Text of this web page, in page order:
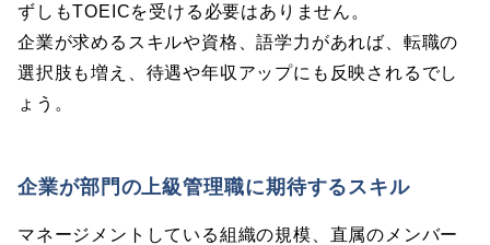
ずしもTOEICを受ける必要はありません。
企業が求めるスキルや資格、語学力があれば、転職の
選択肢も増え、待遇や年収アップにも反映されるでし
ょう。
企業が部門の上級管理職に期待するスキル
マネージメントしている組織の規模、直属のメンバー